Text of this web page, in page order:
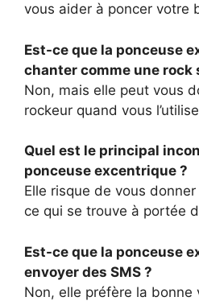
vous aider à poncer votre
Est-ce que la ponceuse
chanter comme une rock
Non, mais elle peut vous
rockeur quand vous
Quel est le principal
ponceuse excentrique ?
Elle risque de vous
ce qui se trouve à portée
Est-ce que la ponceuse
envoyer des SMS ?
Non, elle préfère la bonne